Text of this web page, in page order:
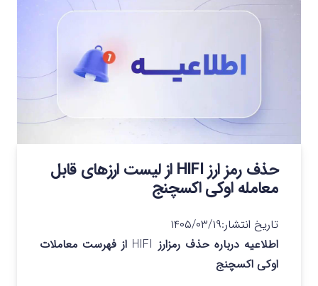
حذف رمز ارز HIFI از لیست ارزهای قابل
معامله اوکی اکسچنج
تاریخ انتشار:۱۴۰۵/۰۳/۱۹
اطلاعیه درباره حذف رمزارز
از فهرست معاملات
اوکی اکسچنج